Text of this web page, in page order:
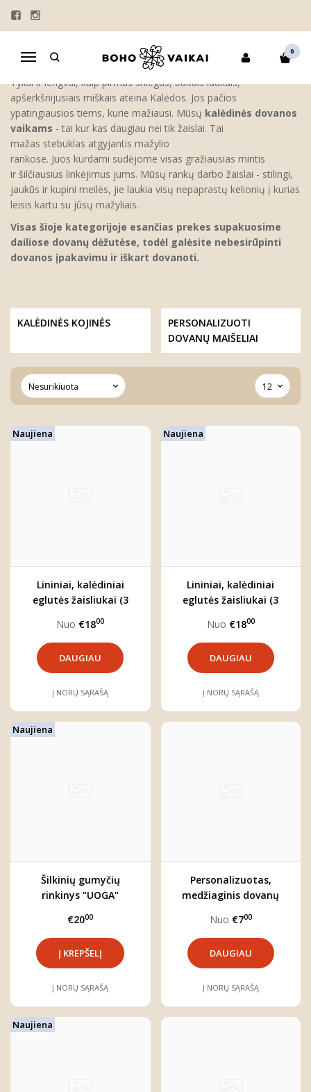
Navigacija
0
DOVANOS
DOVANOS
Tyliai ir lengvai, kaip pirmas sniegas, baltais laukais,
apšerkšnijusiais miškais ateina Kalėdos. Jos pačios
ypatingiausios tiems, kurie mažiausi. Mūsų kalėdinės dovanos
vaikams - tai kur kas daugiau nei tik žaislai. Tai
mažas stebuklas atgyjantis mažylio
rankose. Juos kurdami sudėjome visas gražiausias mintis
ir šilčiausius linkėjimus jums. Mūsų rankų darbo žaislai - stilingi,
jaukūs ir kupini meilės, jie laukia visų nepaprastų kelionių į kurias
leisis kartu su jūsų mažyliais.
Visas šioje kategorijoje esančias prekes supakuosime
dailiose dovanų dėžutėse, todėl galėsite nebesirūpinti
dovanos įpakavimu ir iškart dovanoti.
KALĖDINĖS KOJINĖS
PERSONALIZUOTI
DOVANŲ MAIŠELIAI
Naujiena
Lininiai, kalėdiniai
eglutės žaisliukai (3
Nuo €1800
DAUGIAU
Į NORŲ SĄRAŠĄ
Naujiena
Lininiai, kalėdiniai
eglutės žaisliukai (3
Nuo €1800
DAUGIAU
Į NORŲ SĄRAŠĄ
Naujiena
Šilkinių gumyčių
rinkinys "UOGA"
€2000
Į NORŲ SĄRAŠĄ
Personalizuotas,
medžiaginis dovanų
Nuo €700
DAUGIAU
Į NORŲ SĄRAŠĄ
Naujiena